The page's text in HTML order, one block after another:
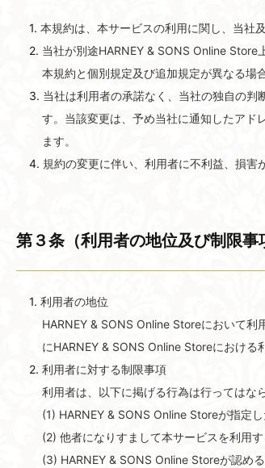
本規約は、本サービスの利用に関し、当社
当社が別途HARNEY & SONS Online Store
本規約と個別規定及び追加規定が異なる場
当社は利用者の承諾なく、当社の独自の
す。当該変更は、予め当社に通知したアド
ます。
規約の変更に伴い、利用者に不利益、損害
第３条​（利用者の​地位及び制限事
利用者の地位
HARNEY & SONS Online Storeにおいて
にHARNEY & SONS Online Storeにおける
利用者に対する制限事項
利用者は、以下に掲げる行為は行ってはな
(1) HARNEY & SONS Online Storeが指定
(2) 他者になりすまして本サービスを利用す
(3) HARNEY & SONS Online Storeが認め